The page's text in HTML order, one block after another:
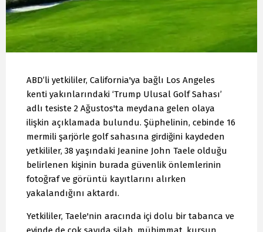
ABD’li yetkililer, California'ya bağlı Los Angeles
kenti yakınlarındaki ‘Trump Ulusal Golf Sahası’
adlı tesiste 2 Ağustos'ta meydana gelen olaya
ilişkin açıklamada bulundu. Şüphelinin, cebinde 16
mermili şarjörle golf sahasına girdiğini kaydeden
yetkililer, 38 yaşındaki Jeanine John Taele olduğu
belirlenen kişinin burada güvenlik önlemlerinin
fotoğraf ve görüntü kayıtlarını alırken
yakalandığını aktardı.
Yetkililer, Taele'nin aracında içi dolu bir tabanca ve